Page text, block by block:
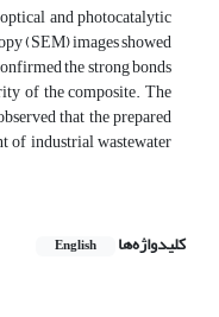
and photocatalytic
(SEM) images showed
the strong bonds
of the composite. The
that the prepared
of industrial wastewater
کلیدواژه‌ها English